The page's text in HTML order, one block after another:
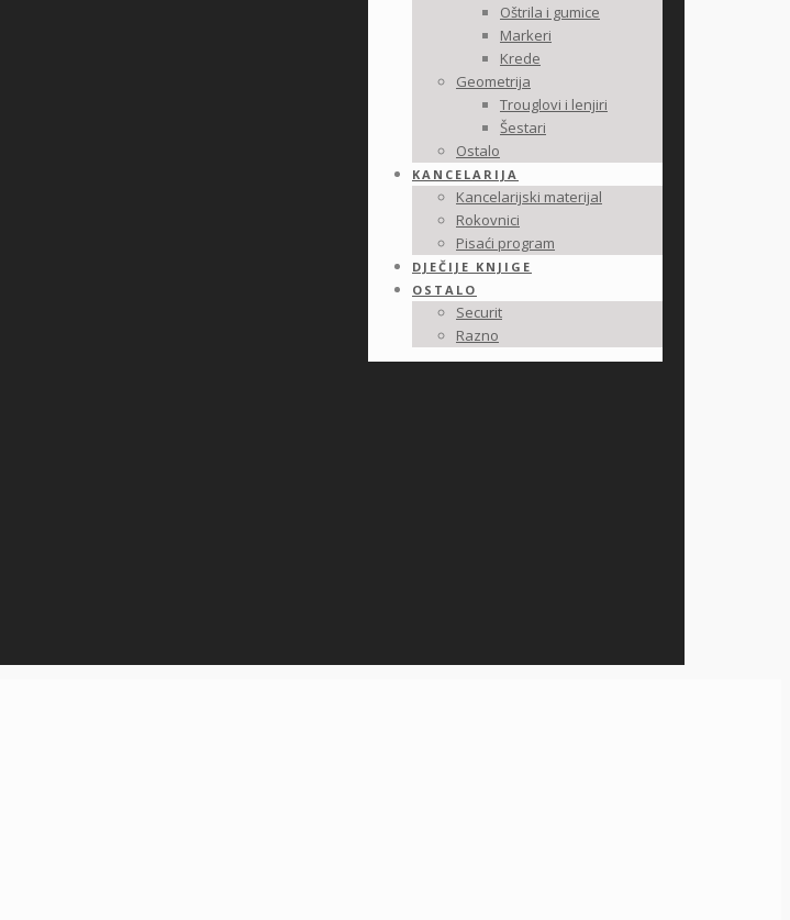
Oštrila i gumice
Markeri
Krede
Geometrija
Trouglovi i lenjiri
Šestari
Ostalo
KANCELARIJA
Kancelarijski materijal
Rokovnici
Pisaći program
DJEČIJE KNJIGE
OSTALO
Securit
Razno